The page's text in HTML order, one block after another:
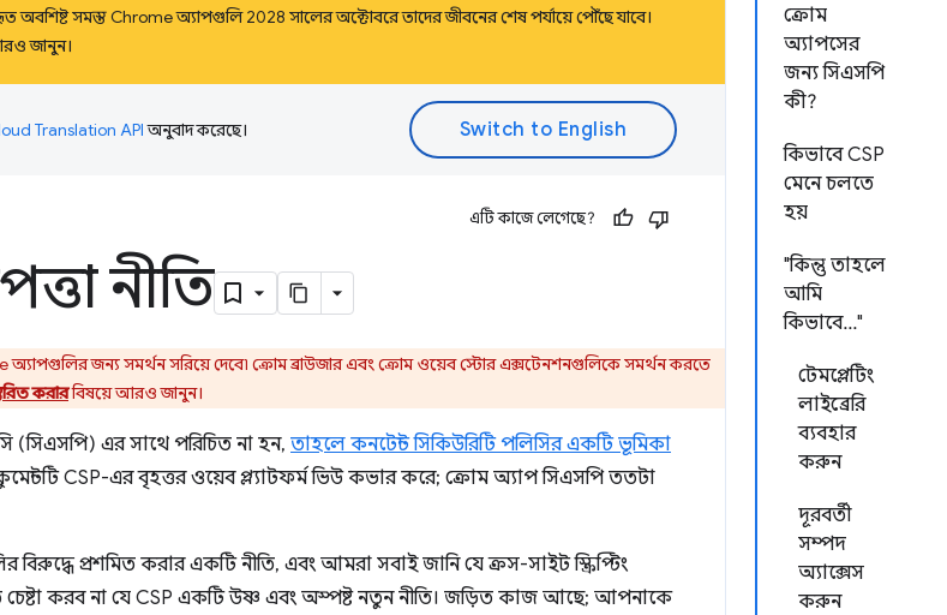
ক্রোম
অ্যাপসের
জন্য সিএসপি
কী?
কিভাবে CSP
মেনে চলতে
হয়
"কিন্তু তাহলে
আমি
কিভাবে..."
টেমপ্লেটিং
লাইব্রেরি
ব্যবহার
করুন
দূরবর্তী
সম্পদ
অ্যাক্সেস
করুন
অবশিষ্ট সমস্ত Chrome অ্যাপগুলি 2028 সালের অক্টোবরে তাদের জীবনের শেষ পর্যায়ে পৌঁছে যাবে।
জানুন।
Translation APIঅনুবাদ করেছে।
এটি কাজে লেগেছে?
নীতি
অ্যাপগুলির জন্য সমর্থন সরিয়ে দেবে৷ ক্রোম ব্রাউজার এবং ক্রোম ওয়েব স্টোর এক্সটেনশনগুলিকে সমর্থন করতে
করারবিষয়ে আরও জানুন।
(সিএসপি) এর সাথে পরিচিত না হন, তাহলে কনটেন্ট সিকিউরিটি পলিসির একটি ভূমিকা
CSP-এর বৃহত্তর ওয়েব প্ল্যাটফর্ম ভিউ কভার করে; ক্রোম অ্যাপ সিএসপি ততটা
বিরুদ্ধে প্রশমিত করার একটি নীতি, এবং আমরা সবাই জানি যে ক্রস-সাইট স্ক্রিপ্টিং
করব না যে CSP একটি উষ্ণ এবং অস্পষ্ট নতুন নীতি। জড়িত কাজ আছে; আপনাকে